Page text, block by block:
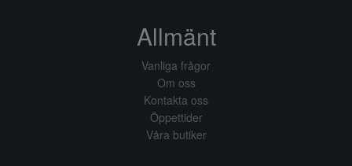
Allmänt
Vanliga frågor
Om oss
Kontakta oss
Öppettider
Våra butiker